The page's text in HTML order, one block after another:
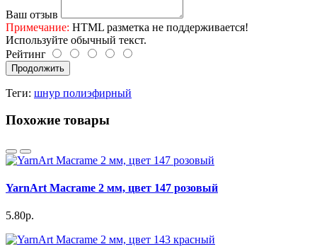
Ваш отзыв
Примечание: HTML разметка не поддерживается!
Используйте обычный текст.
Рейтинг
Продолжить
Теги: шнур полиэфирный
Похожие товары
YarnArt Macrame 2 мм, цвет 147 розовый
5.80р.